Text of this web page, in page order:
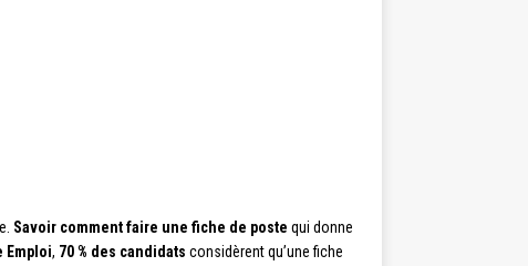
Savoir comment faire une fiche de poste qui donne
Emploi, 70 % des candidats considèrent qu’une fiche